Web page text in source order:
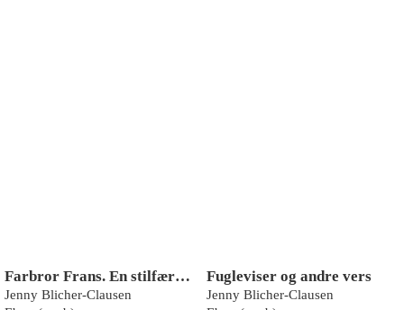
Farbror Frans. En stilfærdig historie
Jenny Blicher-Clausen
Fugleviser og andre vers
Jenny Blicher-Clausen